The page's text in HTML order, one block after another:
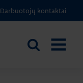
Darbuotojų kontaktai
Ieškoti